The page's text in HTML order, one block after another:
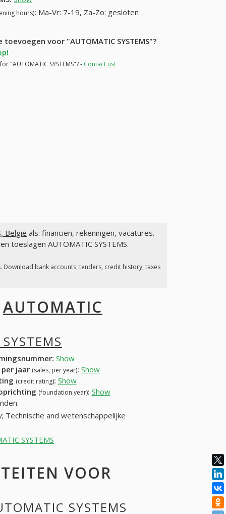
hours): Ma-Vr: 7-19, Za-Zo: gesloten
voor "AUTOMATIC SYSTEMS"?
SYSTEMS"? - Contact us!
België als: financiën, rekeningen, vacatures.
toeslagen AUTOMATIC SYSTEMS.
Download bank accounts, tenders, credit history, taxes
AUTOMATIC
Show
jaar (sales, per year): Show
(credit rating): Show
(foundation year): Show
Technische and wetenschappelijke
SYSTEMS
VOOR
SYSTEMS